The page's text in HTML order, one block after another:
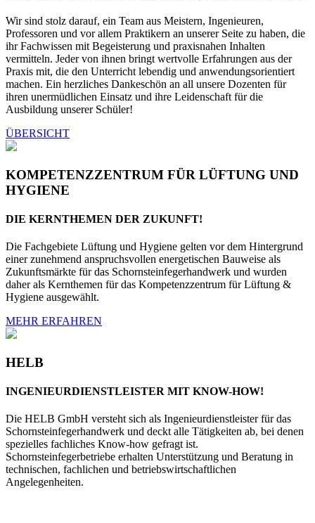
Wir sind stolz darauf, ein Team aus Meistern, Ingenieuren,
Professoren und vor allem Praktikern an unserer Seite zu haben, die
ihr Fachwissen mit Begeisterung und praxisnahen Inhalten
vermitteln. Jeder von ihnen bringt wertvolle Erfahrungen aus der
Praxis mit, die den Unterricht lebendig und anwendungsorientiert
machen. Ein herzliches Dankeschön an all unsere Dozenten für
ihren unermüdlichen Einsatz und ihre Leidenschaft für die
Ausbildung unserer Schüler!
ÜBERSICHT
KOMPETENZZENTRUM FÜR LÜFTUNG UND
HYGIENE
DIE KERNTHEMEN DER ZUKUNFT!
Die Fachgebiete Lüftung und Hygiene gelten vor dem Hintergrund
einer zunehmend anspruchsvollen energetischen Bauweise als
Zukunftsmärkte für das Schornsteinfegerhandwerk und wurden
daher als Kernthemen für das Kompetenzzentrum für Lüftung &
Hygiene ausgewählt.
MEHR ERFAHREN
HELB
INGENIEURDIENSTLEISTER MIT KNOW-HOW!
Die HELB GmbH versteht sich als Ingenieurdienstleister für das
Schornsteinfegerhandwerk und deckt alle Tätigkeiten ab, bei denen
spezielles fachliches Know-how gefragt ist.
Schornsteinfegerbetriebe erhalten Unterstützung und Beratung in
technischen, fachlichen und betriebswirtschaftlichen
Angelegenheiten.